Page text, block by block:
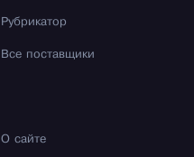
Рубрикатор
Все поставщики
О сайте